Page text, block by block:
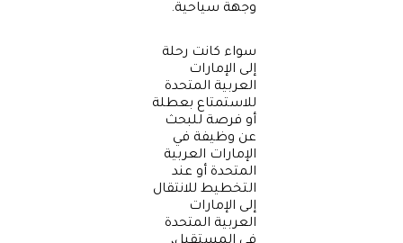
وجهة سياحية.
سواء كانت رحلة
إلى الإمارات
العربية المتحدة
للاستمتاع بعطلة
أو فرصة للبحث
عن وظيفة في
الإمارات العربية
المتحدة أو عند
التخطيط للانتقال
إلى الإمارات
العربية المتحدة